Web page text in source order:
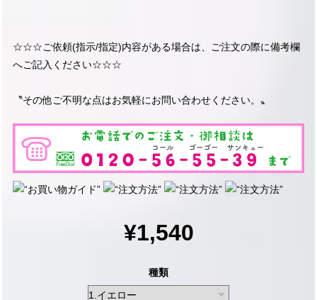
☆☆☆ご依頼(指示/指定)内容がある場合は、ご注文の際に備考欄
へご記入ください☆☆☆
〝その他ご不明な点はお気軽にお問い合わせください。〟
¥1,540
種類